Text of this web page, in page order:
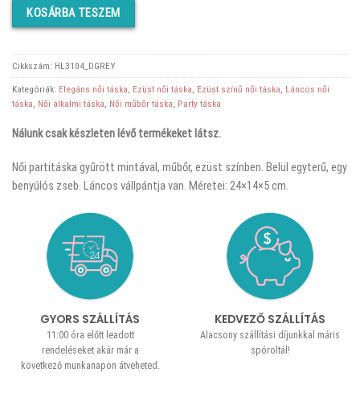
6670 Ft.
KOSÁRBA TESZEM
Cikkszám: HL3104_DGREY
Kategóriák: Elegáns női táska, Ezüst női táska, Ezüst színű női táska, Láncos női
táska, Női alkalmi táska, Női műbőr táska, Party táska
Nálunk csak készleten lévő termékeket látsz.
Női partitáska gyűrött mintával, műbőr, ezüst színben. Belül egyterű, egy
benyúlós zseb. Láncos vállpántja van. Méretei: 24×14×5 cm.
GYORS SZÁLLÍTÁS
11:00 óra előtt leadott
rendeléseket akár már a
következő munkanapon átveheted.
KEDVEZŐ SZÁLLÍTÁS
Alacsony szállítási díjunkkal máris
spóroltál!